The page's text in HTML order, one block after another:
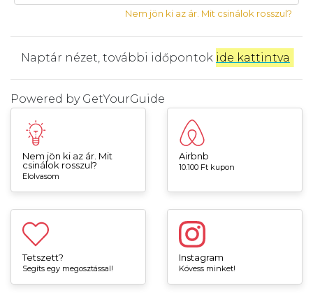
Nem jön ki az ár. Mit csinálok rosszul?
Naptár nézet, további időpontok ide kattintva
Powered by GetYourGuide
Nem jön ki az ár. Mit
csinálok rosszul?
Elolvasom
Airbnb
10.100 Ft kupon
Tetszett?
Segíts egy megosztással!
Instagram
Kövess minket!